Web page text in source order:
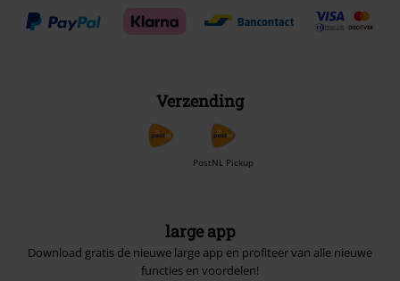
Verzending
PostNL Pickup
large app
Download gratis de nieuwe large app en profiteer van alle nieuwe
functies en voordelen!